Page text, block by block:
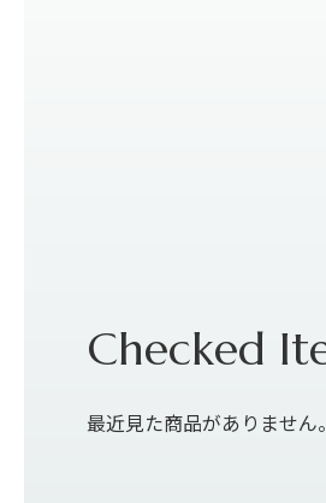
最近見た商品がありません。